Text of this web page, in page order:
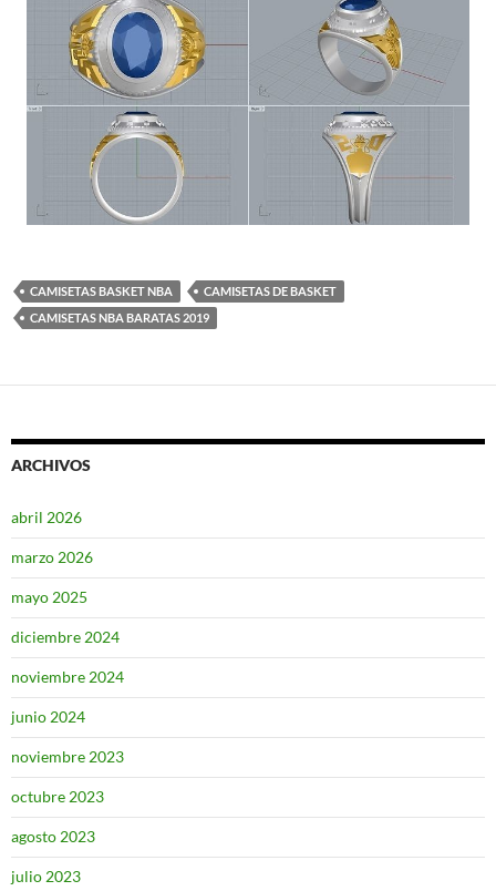
CAMISETAS BASKET NBA
CAMISETAS DE BASKET
CAMISETAS NBA BARATAS 2019
ARCHIVOS
abril 2026
marzo 2026
mayo 2025
diciembre 2024
noviembre 2024
junio 2024
noviembre 2023
octubre 2023
agosto 2023
julio 2023